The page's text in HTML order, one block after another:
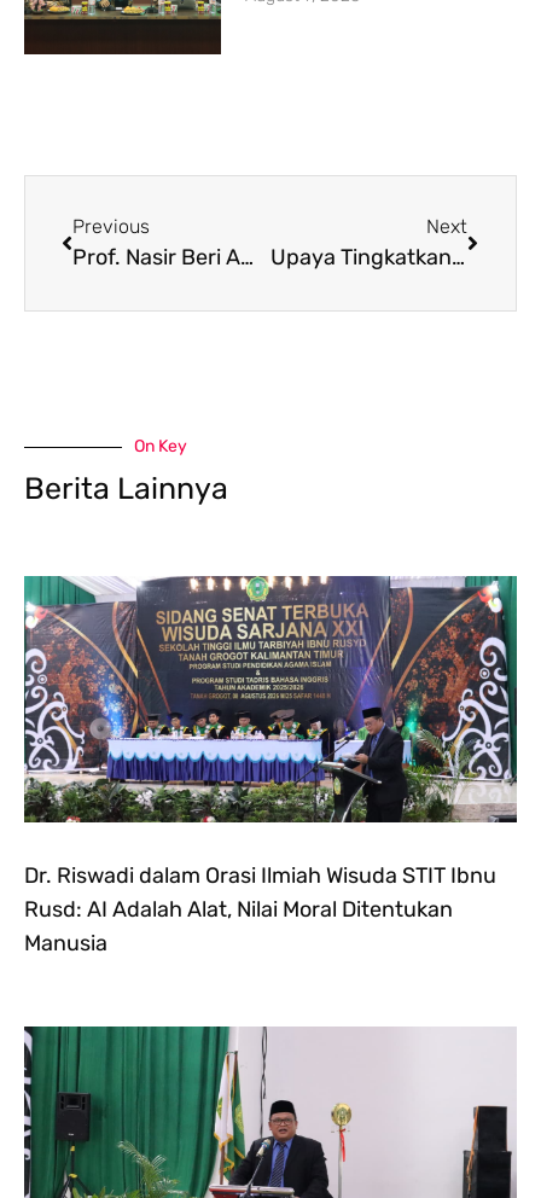
Previous
Prof. Nasir Beri Amanat Sosialisasi Penerimaan Mahasiswa Baru Jalur UMAN Hingga Persiapan APT
Next
Upaya Tingkatkan Akreditasi Perpustakaan, UPT. Perpustakaan UIN Sultan Aji Muhammad Idris Samarinda Gelar Bimbingan Teknis
On Key
Berita Lainnya
Dr. Riswadi dalam Orasi Ilmiah Wisuda STIT Ibnu
Rusd: AI Adalah Alat, Nilai Moral Ditentukan
Manusia